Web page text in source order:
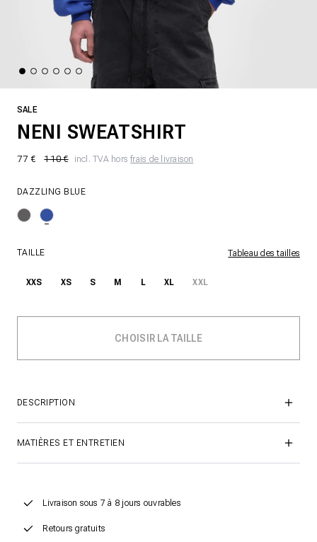
SALE
NENI SWEATSHIRT
77 € 110 € incl. TVA horsfrais de livraison
DAZZLING BLUE
TAILLE Tableau des tailles
XXS XS S M L XL XXL
DESCRIPTION
MATIÈRES ET ENTRETIEN
Livraison sous 7 à 8 jours ouvrables
Retours gratuits